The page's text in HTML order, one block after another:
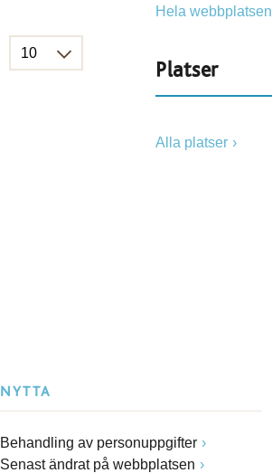
Hela webbplatsen
Platser
Alla platser
NYTTA
Behandling av personuppgifter
Senast ändrat på webbplatsen